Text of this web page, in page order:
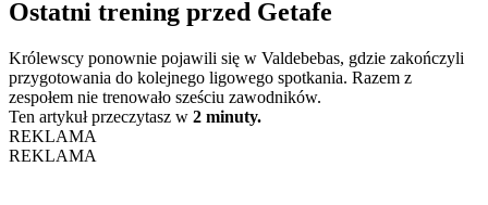
Ostatni trening przed Getafe
Królewscy ponownie pojawili się w Valdebebas, gdzie zakończyli
przygotowania do kolejnego ligowego spotkania. Razem z
zespołem nie trenowało sześciu zawodników.
Ten artykuł przeczytasz w 2 minuty.
REKLAMA
REKLAMA